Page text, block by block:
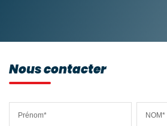
Nous contacter
Prénom* NOM*